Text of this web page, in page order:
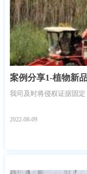
案例分享1-植物新
我司及时将侵权证据固定
2022-08-09